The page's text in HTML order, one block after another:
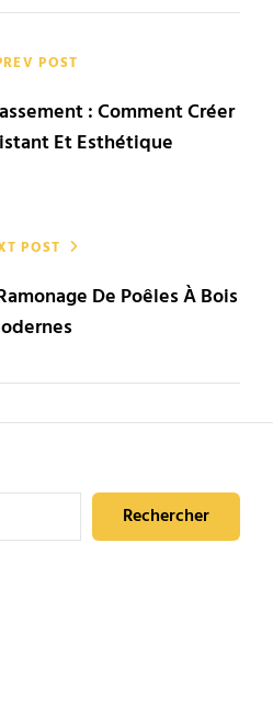
POST
: Comment Créer
Et Esthétique
POST
De Poêles À Bois
Rechercher